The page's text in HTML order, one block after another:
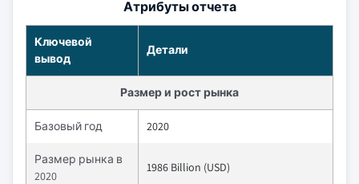
Атрибуты отчета
Ключевой
вывод
Детали
Размер и рост рынка
Базовый год 2020
Размер рынка в
2020
1986 Billion (USD)